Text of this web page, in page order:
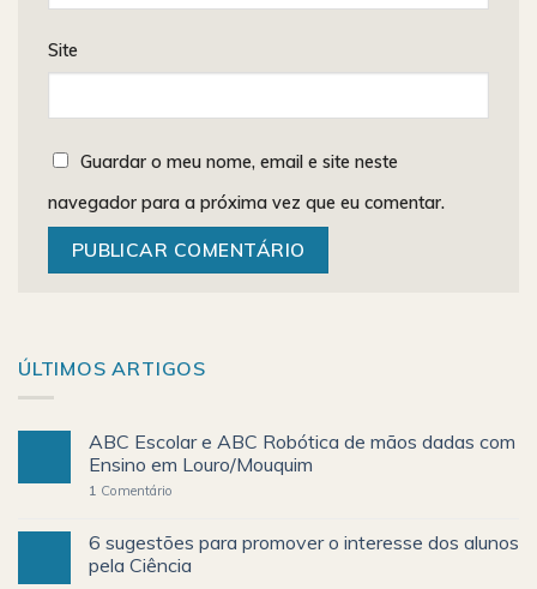
Site
Guardar o meu nome, email e site neste
navegador para a próxima vez que eu comentar.
ÚLTIMOS ARTIGOS
ABC Escolar e ABC Robótica de mãos dadas com
Ensino em Louro/Mouquim
1 Comentário
6 sugestões para promover o interesse dos alunos
pela Ciência